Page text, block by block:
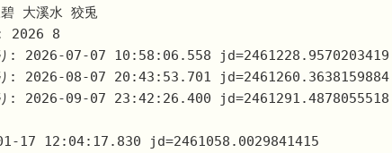
大溪水 狡兎
: 2026 8
り: 2026-07-07 10:58:06.558 jd=2461228.9570203419
り: 2026-08-07 20:43:53.701 jd=2461260.3638159884
り: 2026-09-07 23:42:26.400 jd=2461291.4878055518
17 12:04:17.830 jd=2461058.0029841415